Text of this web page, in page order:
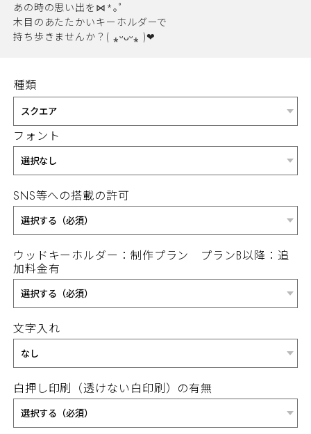
あの時の思い出を⋈*｡ﾟ
木目のあたたかいキーホルダーで
持ち歩きませんか？( ⁎ᵕᴗᵕ⁎ )❤︎
種類
フォント
SNS等への搭載の許可
ウッドキーホルダー：制作プラン プランB以降：追
加料金有
文字入れ
白押し印刷（透けない白印刷）の有無